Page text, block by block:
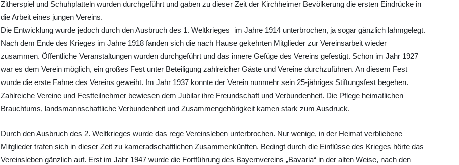
Zitherspiel und Schuhplatteln wurden durchgeführt und gaben zu dieser Zeit der Kirchheimer Bevölkerung die ersten Eindrücke in
die Arbeit eines jungen Vereins.
Die Entwicklung wurde jedoch durch den Ausbruch des 1. Weltkrieges im Jahre 1914 unterbrochen, ja sogar gänzlich lahmgelegt.
Nach dem Ende des Krieges im Jahre 1918 fanden sich die nach Hause gekehrten Mitglieder zur Vereinsarbeit wieder
zusammen. Öffentliche Veranstaltungen wurden durchgeführt und das innere Gefüge des Vereins gefestigt. Schon im Jahr 1927
war es dem Verein möglich, ein großes Fest unter Beteiligung zahlreicher Gäste und Vereine durchzuführen. An diesem Fest
wurde die erste Fahne des Vereins geweiht. Im Jahr 1937 konnte der Verein nunmehr sein 25-jähriges Stiftungsfest begehen.
Zahlreiche Vereine und Festteilnehmer bewiesen dem Jubilar ihre Freundschaft und Verbundenheit. Die Pflege heimatlichen
Brauchtums, landsmannschaftliche Verbundenheit und Zusammengehörigkeit kamen stark zum Ausdruck.
Durch den Ausbruch des 2. Weltkrieges wurde das rege Vereinsleben unterbrochen. Nur wenige, in der Heimat verbliebene
Mitglieder trafen sich in dieser Zeit zu kameradschaftlichen Zusammenkünften. Bedingt durch die Einflüsse des Krieges hörte das
Vereinsleben gänzlich auf. Erst im Jahr 1947 wurde die Fortführung des Bayernvereins „Bavaria“ in der alten Weise, nach den